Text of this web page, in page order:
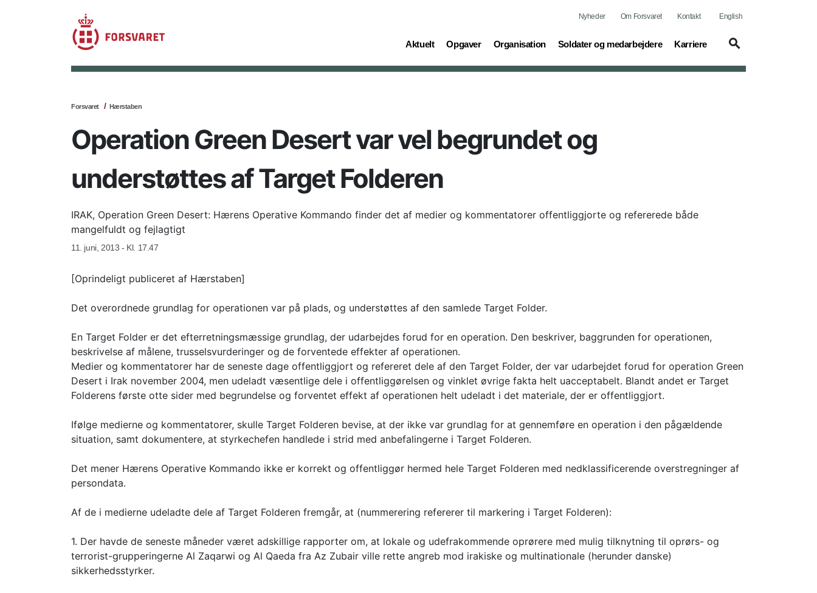
Nyheder Om Forsvaret Kontakt English
Aktuelt
(current) Opgaver
(current) Organisation
(current) Soldater og medarbejdere
(current) Karriere
(current)
Forsvaret Hærstaben
Operation Green Desert var vel begrundet og
understøttes af Target Folderen
IRAK, Operation Green Desert: Hærens Operative Kommando finder det af medier og kommentatorer offentliggjorte og refererede både
mangelfuldt og fejlagtigt
11. juni, 2013 - Kl. 17.47
[Oprindeligt publiceret af Hærstaben]
Det overordnede grundlag for operationen var på plads, og understøttes af den samlede Target Folder.
En Target Folder er det efterretningsmæssige grundlag, der udarbejdes forud for en operation. Den beskriver, baggrunden for operationen,
beskrivelse af målene, trusselsvurderinger og de forventede effekter af operationen.
Medier og kommentatorer har de seneste dage offentliggjort og refereret dele af den Target Folder, der var udarbejdet forud for operation Green
Desert i Irak november 2004, men udeladt væsentlige dele i offentliggørelsen og vinklet øvrige fakta helt uacceptabelt. Blandt andet er Target
Folderens første otte sider med begrundelse og forventet effekt af operationen helt udeladt i det materiale, der er offentliggjort.
Ifølge medierne og kommentatorer, skulle Target Folderen bevise, at der ikke var grundlag for at gennemføre en operation i den pågældende
situation, samt dokumentere, at styrkechefen handlede i strid med anbefalingerne i Target Folderen.
Det mener Hærens Operative Kommando ikke er korrekt og offentliggør hermed hele Target Folderen med nedklassificerende overstregninger af
persondata.
Af de i medierne udeladte dele af Target Folderen fremgår, at (nummerering refererer til markering i Target Folderen):
1. Der havde de seneste måneder været adskillige rapporter om, at lokale og udefrakommende oprørere med mulig tilknytning til oprørs- og
terrorist-grupperingerne Al Zaqarwi og Al Qaeda fra Az Zubair ville rette angreb mod irakiske og multinationale (herunder danske)
sikkerhedsstyrker.